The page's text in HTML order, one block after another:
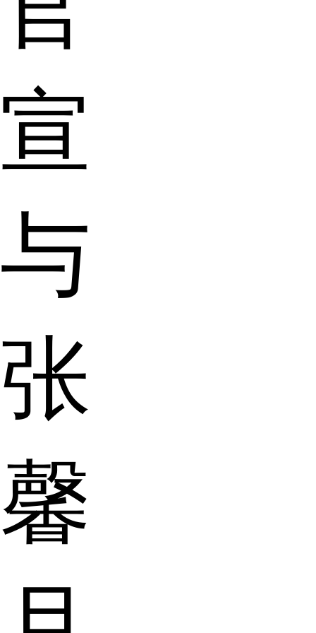
宣
与
张
馨